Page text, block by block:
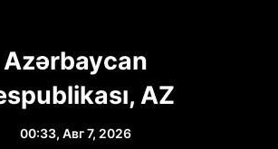
Azərbaycan
AZ
00:33, Авг 7, 2026